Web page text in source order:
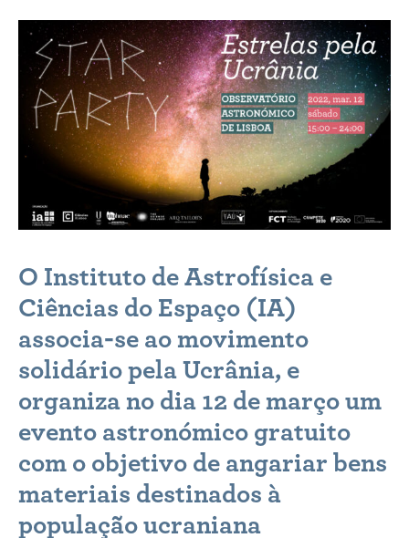
O Instituto de Astrofísica e
Ciências do Espaço (IA)
associa-se ao movimento
solidário pela Ucrânia, e
organiza no dia 12 de março um
evento astronómico gratuito
com o objetivo de angariar bens
materiais destinados à
população ucraniana